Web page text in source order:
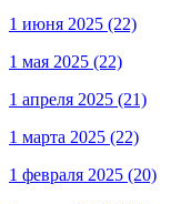
1 июня 2025 (22)
1 мая 2025 (22)
1 апреля 2025 (21)
1 марта 2025 (22)
1 февраля 2025 (20)